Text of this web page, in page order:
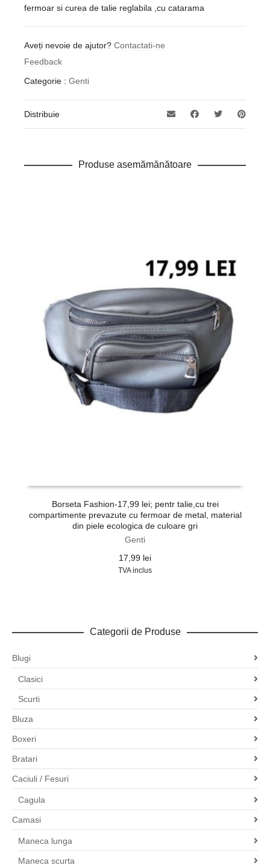
fermoar si curea de talie reglabila ,cu catarama
Aveți nevoie de ajutor? Contactati-ne
Feedback
Categorie : Genti
Distribuie
Produse asemămănătoare
Borseta Fashion-17,99 lei; pentr talie,cu trei
compartimente prevazute cu fermoar de metal, material
din piele ecologica de culoare gri
Genti
17,99 lei
TVA inclus
Categorii de Produse
Blugi
Clasici
Scurti
Bluza
Boxeri
Bratari
Caciuli / Fesuri
Cagula
Camasi
Maneca lunga
Maneca scurta